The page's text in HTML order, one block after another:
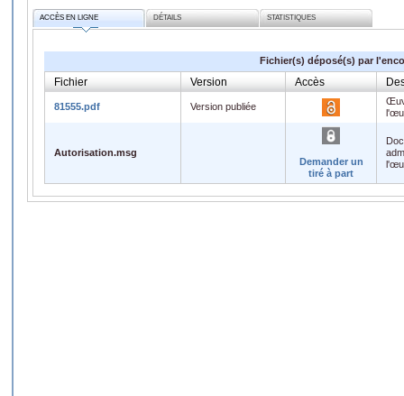
ACCÈS EN LIGNE DÉTAILS STATISTIQUES
Fichier(s) déposé(s) par
Fichier Version Accès
81555.pdf Version publiée
Autorisation.msg
Demander un
tiré à part